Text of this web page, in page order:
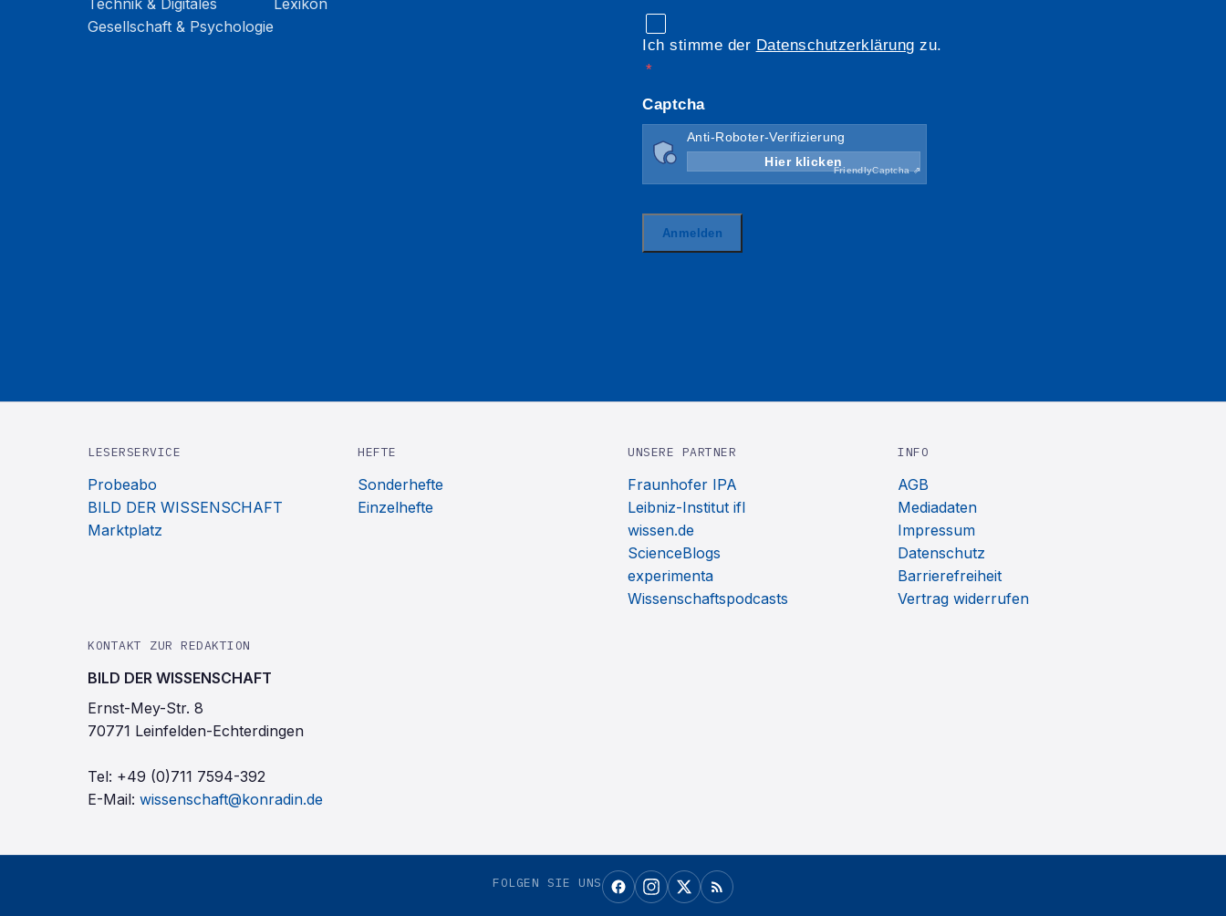
Technik & Digitales
Gesellschaft & Psychologie
Lexikon
LESERSERVICE
Probeabo
BILD DER WISSENSCHAFT
Marktplatz
HEFTE
Sonderhefte
Einzelhefte
UNSERE PARTNER
Fraunhofer IPA
Leibniz-Institut ifl
wissen.de
ScienceBlogs
experimenta
Wissenschaftspodcasts
INFO
AGB
Mediadaten
Impressum
Datenschutz
Barrierefreiheit
Vertrag widerrufen
KONTAKT ZUR REDAKTION
BILD DER WISSENSCHAFT
Ernst-Mey-Str. 8
70771 Leinfelden-Echterdingen
Tel: +49 (0)711 7594-392
E-Mail: wissenschaft@konradin.de
FOLGEN SIE UNS